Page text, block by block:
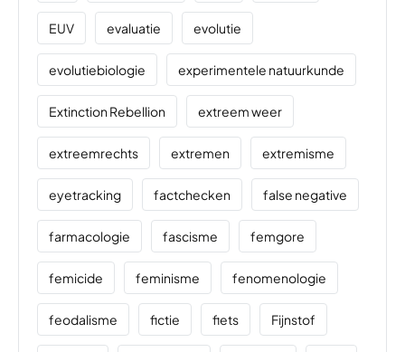
EUV evaluatie evolutie
evolutiebiologie experimentele natuurkunde
Extinction Rebellion extreem weer
extreemrechts extremen extremisme
eyetracking factchecken false negative
farmacologie fascisme femgore
femicide feminisme fenomenologie
feodalisme fictie fiets Fijnstof